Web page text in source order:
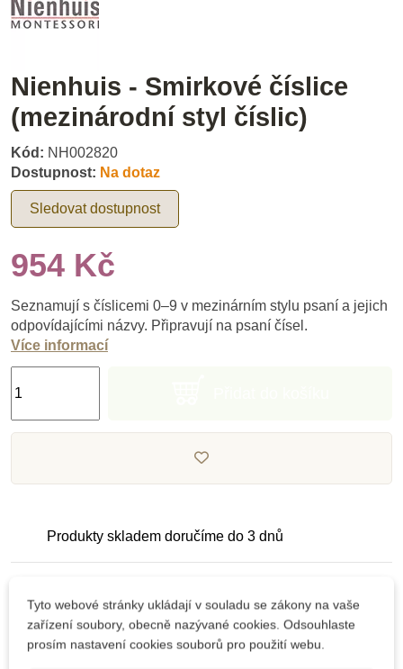
Nienhuis - Smirkové číslice
(mezinárodní styl číslic)
Kód: NH002820
Dostupnost: Na dotaz
Sledovat dostupnost
954 Kč
Seznamují s číslicemi 0–9 v mezinárním stylu psaní a jejich
odpovídajícími názvy. Připravují na psaní čísel.
Více informací
Produkty skladem doručíme do 3 dnů
Dárek k nákupu nad 2000 Kč
Tyto webové stránky ukládají v souladu se zákony na vaše
zařízení soubory, obecně nazývané cookies. Odsouhlaste
prosím nastavení cookies souborů pro použití webu.